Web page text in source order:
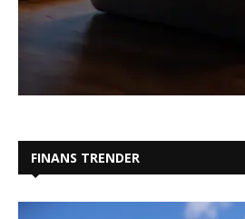
FINANS TRENDER